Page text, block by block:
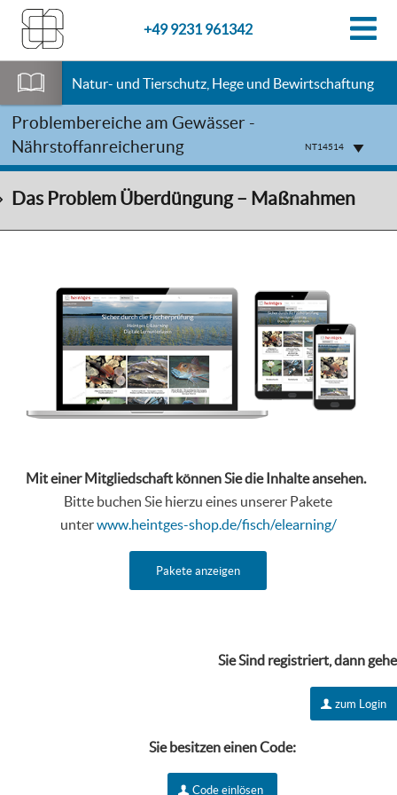
+49 9231 961342
Natur- und Tierschutz, Hege und Bewirtschaftung
Problembereiche am Gewässer -
Nährstoffanreicherung
NT14514
Das Problem Überdüngung – Maßnahmen
Mit einer Mitgliedschaft können Sie die Inhalte ansehen.
Bitte buchen Sie hierzu eines unserer Pakete
unterwww.heintges-shop.de/fisch/elearning/
Pakete anzeigen
Sie Sind registriert, dann
zum Login
Sie besitzen einen Code:
Code einlösen